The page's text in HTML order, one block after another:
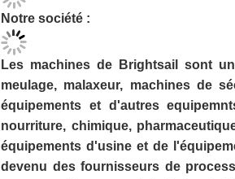
Notre société :
Les machines de Brightsail sont
meulage, malaxeur, machines de
équipements et d'autres
nourriture, chimique,
équipements d'usine et de
devenu des fournisseurs de